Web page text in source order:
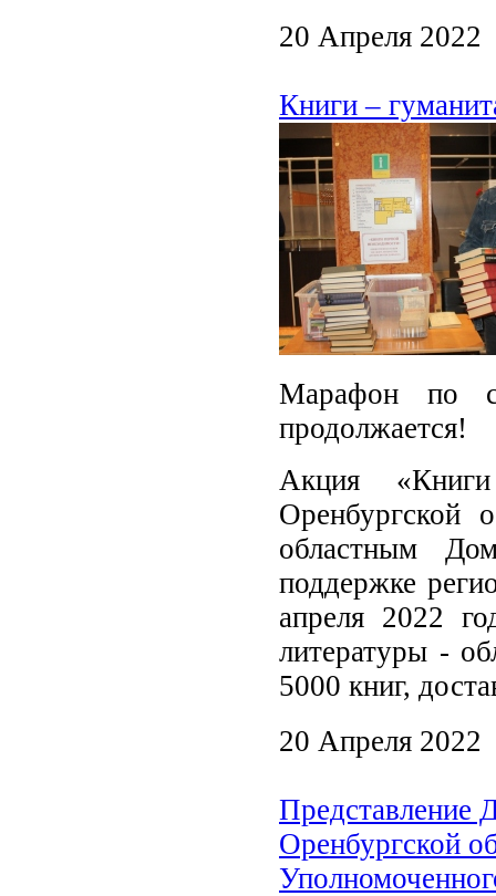
20 Апреля 2022
Книги –
Марафон по
продолжается!
Акция «Книги
Оренбургской
областным
поддержке
апреля 2022
литературы -
5000 книг,
20 Апреля 2022
Представление
Оренбургской